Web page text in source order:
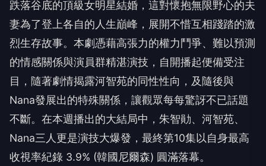
跌落谷底的頂級女明星結婚，這對懷抱無限野心的夫
妻為了登上各自的人生巔峰，展開不惜互相踐踏的激
烈生存故事。本劇憑藉高張力的權力鬥爭、難以預測
的情感關係與演員群精湛演技，自開播起便備受注
目，隨著劇情揭露河智苑的同性性向，及隨後與
Nana發展出的特殊關係，讓觀眾每每驚訝不已話題
不斷。在本週播出的大結局中，朱智勛、河智苑、
Nana三人更是演技大爆發，最終第10集以自身最高
收視率紀錄 3.9% (韓國尼爾森) 圓滿落幕。